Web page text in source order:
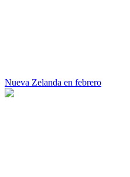
Nueva Zelanda en febrero